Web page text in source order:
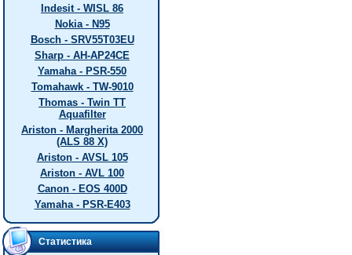
Indesit - WISL 86
Nokia - N95
Bosch - SRV55T03EU
Sharp - AH-AP24CE
Yamaha - PSR-550
Tomahawk - TW-9010
Thomas - Twin TT
Aquafilter
Ariston - Margherita 2000
(ALS 88 X)
Ariston - AVSL 105
Ariston - AVL 100
Canon - EOS 400D
Yamaha - PSR-E403
Статистика